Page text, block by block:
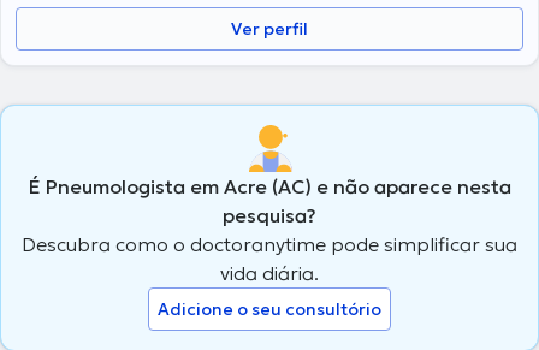
Ver perfil
É Pneumologista em Acre (AC) e não aparece nesta
pesquisa?
Descubra como o doctoranytime pode simplificar sua
vida diária.
Adicione o seu consultório